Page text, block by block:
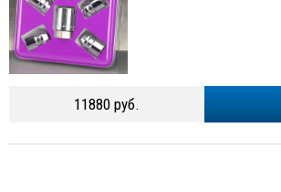
11880 руб.